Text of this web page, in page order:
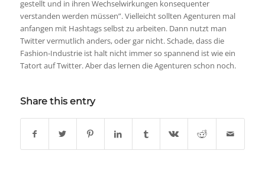
gestellt und in ihren Wechselwirkungen konsequenter
verstanden werden müssen”. Vielleicht sollten Agenturen mal
anfangen mit Hashtags selbst zu arbeiten. Dann nutzt man
Twitter vermutlich anders, oder gar nicht. Schade, dass die
Fashion-Industrie ist halt nicht immer so spannend ist wie ein
Tatort auf Twitter. Aber das lernen die Agenturen schon noch.
Share this entry